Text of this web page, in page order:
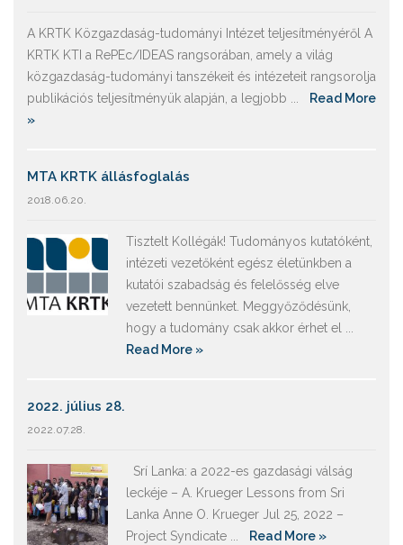
A KRTK Közgazdaság-tudományi Intézet teljesítményéről A
KRTK KTI a RePEc/IDEAS rangsorában, amely a világ
közgazdaság-tudományi tanszékeit és intézeteit rangsorolja
publikációs teljesítményük alapján, a legjobb ...
Read More
»
MTA KRTK állásfoglalás
2018.06.20.
Tisztelt Kollégák! Tudományos kutatóként,
intézeti vezetőként egész életünkben a
kutatói szabadság és felelősség elve
vezetett bennünket. Meggyőződésünk,
hogy a tudomány csak akkor érhet el ...
Read More »
2022. július 28.
2022.07.28.
Srí Lanka: a 2022-es gazdasági válság
leckéje – A. Krueger Lessons from Sri
Lanka Anne O. Krueger Jul 25, 2022 –
Project Syndicate ...
Read More »